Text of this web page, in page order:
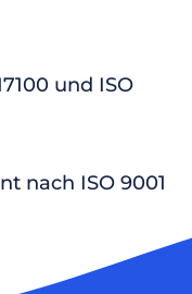
und ISO
nach ISO 9001